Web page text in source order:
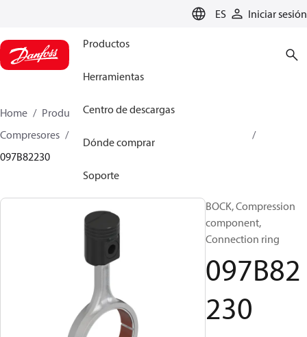
ES Iniciar sesión
Productos
Herramientas
Centro de descargas
Dónde comprar
Soporte
Home Productos
Climate Solutions for heating
Compresores
097B82230
BOCK, Compression
component,
Connection ring
097B82
230